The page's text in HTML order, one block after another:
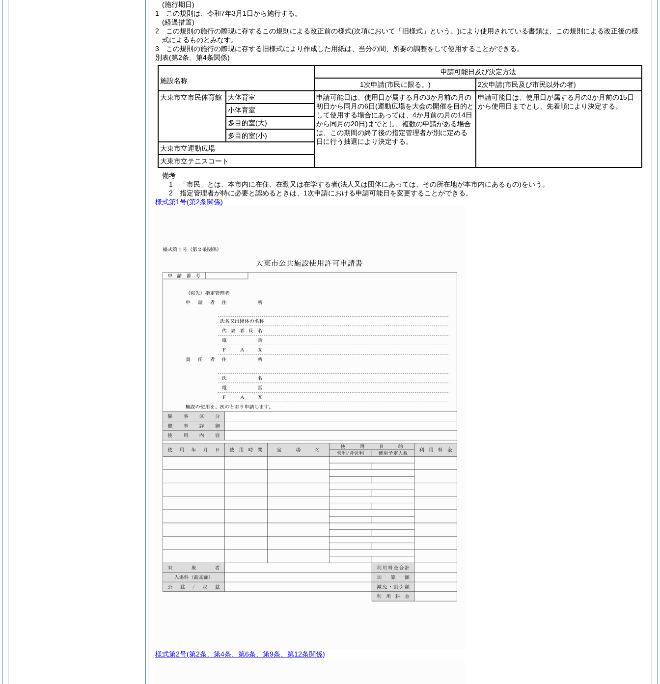
(施行期日)
1
この規則は、令和7年3月1日から施行する。
(経過措置)
2
この規則の施行の際現に存するこの規則による改正前の様式(次項において「旧様式」という。)により使用されている書類は、この規則による改正後の様
式によるものとみなす。
3
この規則の施行の際現に存する旧様式により作成した用紙は、当分の間、所要の調整をして使用することができる。
別表(第2条、第4条関係)
施設名称
申請可能日及び決定方法
1次申請(市民に限る。) 2次申請(市民及び市民以外の者)
大東市立市民体育館
大体育室
申請可能日は、使用日が属する月の3か月前の月の
初日から同月の6日(運動広場を大会の開催を目的と
して使用する場合にあっては、4か月前の月の14日
から同月の20日) までとし、複数の申請がある場合
は、この期間の終了後の指定管理者が別に定める
日に行う抽選により決定する。
申請可能日は、使用日が属する月の3か月前の15日
から使用日までとし、先着順により決定する。
小体育室
多目的室(大)
多目的室(小)
大東市立運動広場
大東市立テニスコート
備考
1 「市民」とは、本市内に在住、在勤又は在学する者(法人又は団体にあっては、その所在地が本市内にあるもの)をいう。
2 指定管理者が特に必要と認めるときは、1次申請における申請可能日を変更することができる。
様式第1号(第2条関係)
様式第2号(第2条、第4条、第6条、第9条、第12条関係)